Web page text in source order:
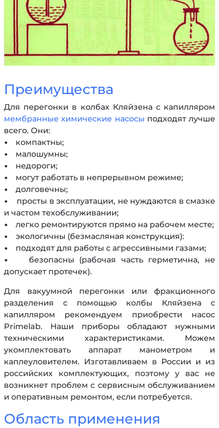
Преимущества
Для перегонки в колбах Кляйзена с капилляром
мембранные химические насосы подходят лучше
всего. Они:
• компактны;
• малошумны;
• недороги;
• могут работать в непрерывном режиме;
• долговечны;
• просты в эксплуатации, не нуждаются в смазке
и частом техобслуживании;
• легко ремонтируются прямо на рабочем месте;
• экологичны (безмасляная конструкция):
• подходят для работы с агрессивными газами;
• безопасны (рабочая часть герметична, не
допускает протечек).
Для вакуумной перегонки или фракционного
разделения с помощью колбы Кляйзена с
капилляром рекомендуем приобрести насос
Primelab. Наши приборы обладают нужными
техническими характеристиками. Можем
укомплектовать аппарат манометром и
каплеуловителем. Изготавливаем в России и из
российских комплектующих, поэтому у вас не
возникнет проблем с сервисным обслуживанием
и оперативным ремонтом, если потребуется.
Область применения